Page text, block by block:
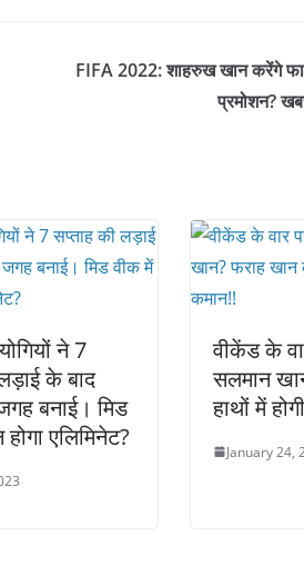
FIFA 2022: शाहरुख खान करेंगे
प्रमोशन?
ने 7
के बाद
बनाई। मिड
एलिमिनेट?
वीकेंड के
सलमान
हाथों में
January 24,